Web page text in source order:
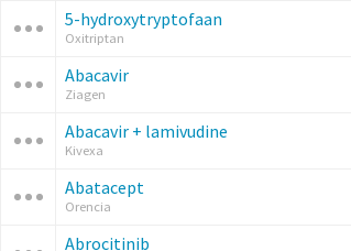
5-hydroxytryptofaan
Oxitriptan
Abacavir
Ziagen
Abacavir + lamivudine
Kivexa
Abatacept
Orencia
Abrocitinib